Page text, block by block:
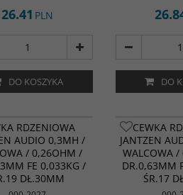
26.41 PLN
DO KOSZYKA DO
RDZENIOWA
AUDIO 0,3MH /
/ 0,26OHM /
FE 0,033KG /
DŁ.30MM
CEWKA
JANTZEN
WALCOWA
DR.0,63MM
ŚR.17